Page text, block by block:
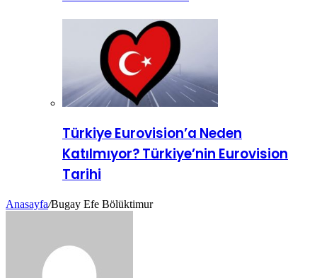
Türkiye Eurovision’a Neden
Katılmıyor? Türkiye’nin Eurovision
Tarihi
Anasayfa/Bugay Efe Bölüktimur